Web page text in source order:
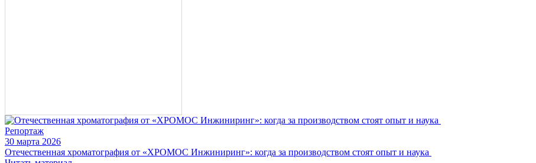
Репортаж
30 марта 2026
Отечественная хроматография от «ХРОМОС Инжиниринг»: когда за производством стоят опыт и наука